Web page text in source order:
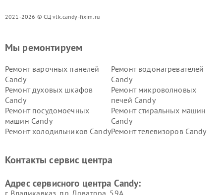
2021-2026 © СЦ vlk.candy-fixim.ru
Мы ремонтируем
Ремонт варочных панелей
Candy
Ремонт водонагревателей
Candy
Ремонт духовых шкафов
Candy
Ремонт микроволновых
печей Candy
Ремонт посудомоечных
машин Candy
Ремонт стиральных машин
Candy
Ремонт холодильников CandyРемонт телевизоров Candy
Контакты сервис центра
Адрес сервисного центра Candy:
г. Владикавказ, пр. Доватора, 59А